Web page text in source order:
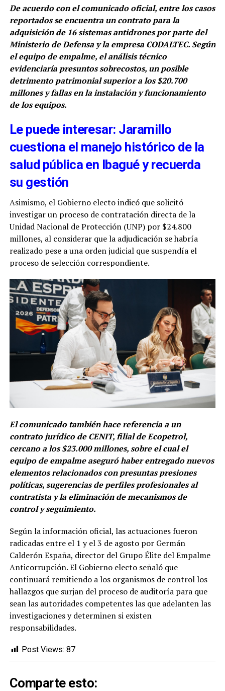
De acuerdo con el comunicado oficial, entre los casos
reportados se encuentra un contrato para la
adquisición de 16 sistemas antidrones por parte del
Ministerio de Defensa y la empresa CODALTEC. Según
el equipo de empalme, el análisis técnico
evidenciaría presuntos sobrecostos, un posible
detrimento patrimonial superior a los $20.700
millones y fallas en la instalación y funcionamiento
de los equipos.
Le puede interesar: Jaramillo
cuestiona el manejo histórico de la
salud pública en Ibagué y recuerda
su gestión
Asimismo, el Gobierno electo indicó que solicitó
investigar un proceso de contratación directa de la
Unidad Nacional de Protección (UNP) por $24.800
millones, al considerar que la adjudicación se habría
realizado pese a una orden judicial que suspendía el
proceso de selección correspondiente.
El comunicado también hace referencia a un
contrato jurídico de CENIT, filial de Ecopetrol,
cercano a los $23.000 millones, sobre el cual el
equipo de empalme aseguró haber entregado nuevos
elementos relacionados con presuntas presiones
políticas, sugerencias de perfiles profesionales al
contratista y la eliminación de mecanismos de
control y seguimiento.
Según la información oficial, las actuaciones fueron
radicadas entre el 1 y el 3 de agosto por Germán
Calderón España, director del Grupo Élite del Empalme
Anticorrupción. El Gobierno electo señaló que
continuará remitiendo a los organismos de control los
hallazgos que surjan del proceso de auditoría para que
sean las autoridades competentes las que adelanten las
investigaciones y determinen si existen
responsabilidades.
Post Views: 87
Comparte esto: